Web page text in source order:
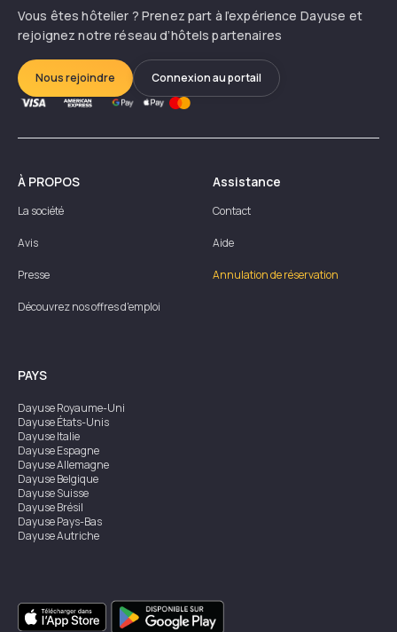
Vous êtes hôtelier ? Prenez part à l’expérience Dayuse et
rejoignez notre réseau d’hôtels partenaires
Nous rejoindre Connexion au portail
À PROPOS
La société
Avis
Presse
Découvrez nos offres d'emploi
Assistance
Contact
Aide
Annulation de réservation
PAYS
DayuseRoyaume-Uni
DayuseÉtats-Unis
DayuseItalie
DayuseEspagne
DayuseAllemagne
DayuseBelgique
DayuseSuisse
DayuseBrésil
DayusePays-Bas
DayuseAutriche
DayuseSingapour
DayuseSuède